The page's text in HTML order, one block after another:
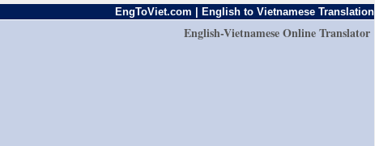
EngToViet.com | English to Vietnamese Translation
English-Vietnamese Online Translator